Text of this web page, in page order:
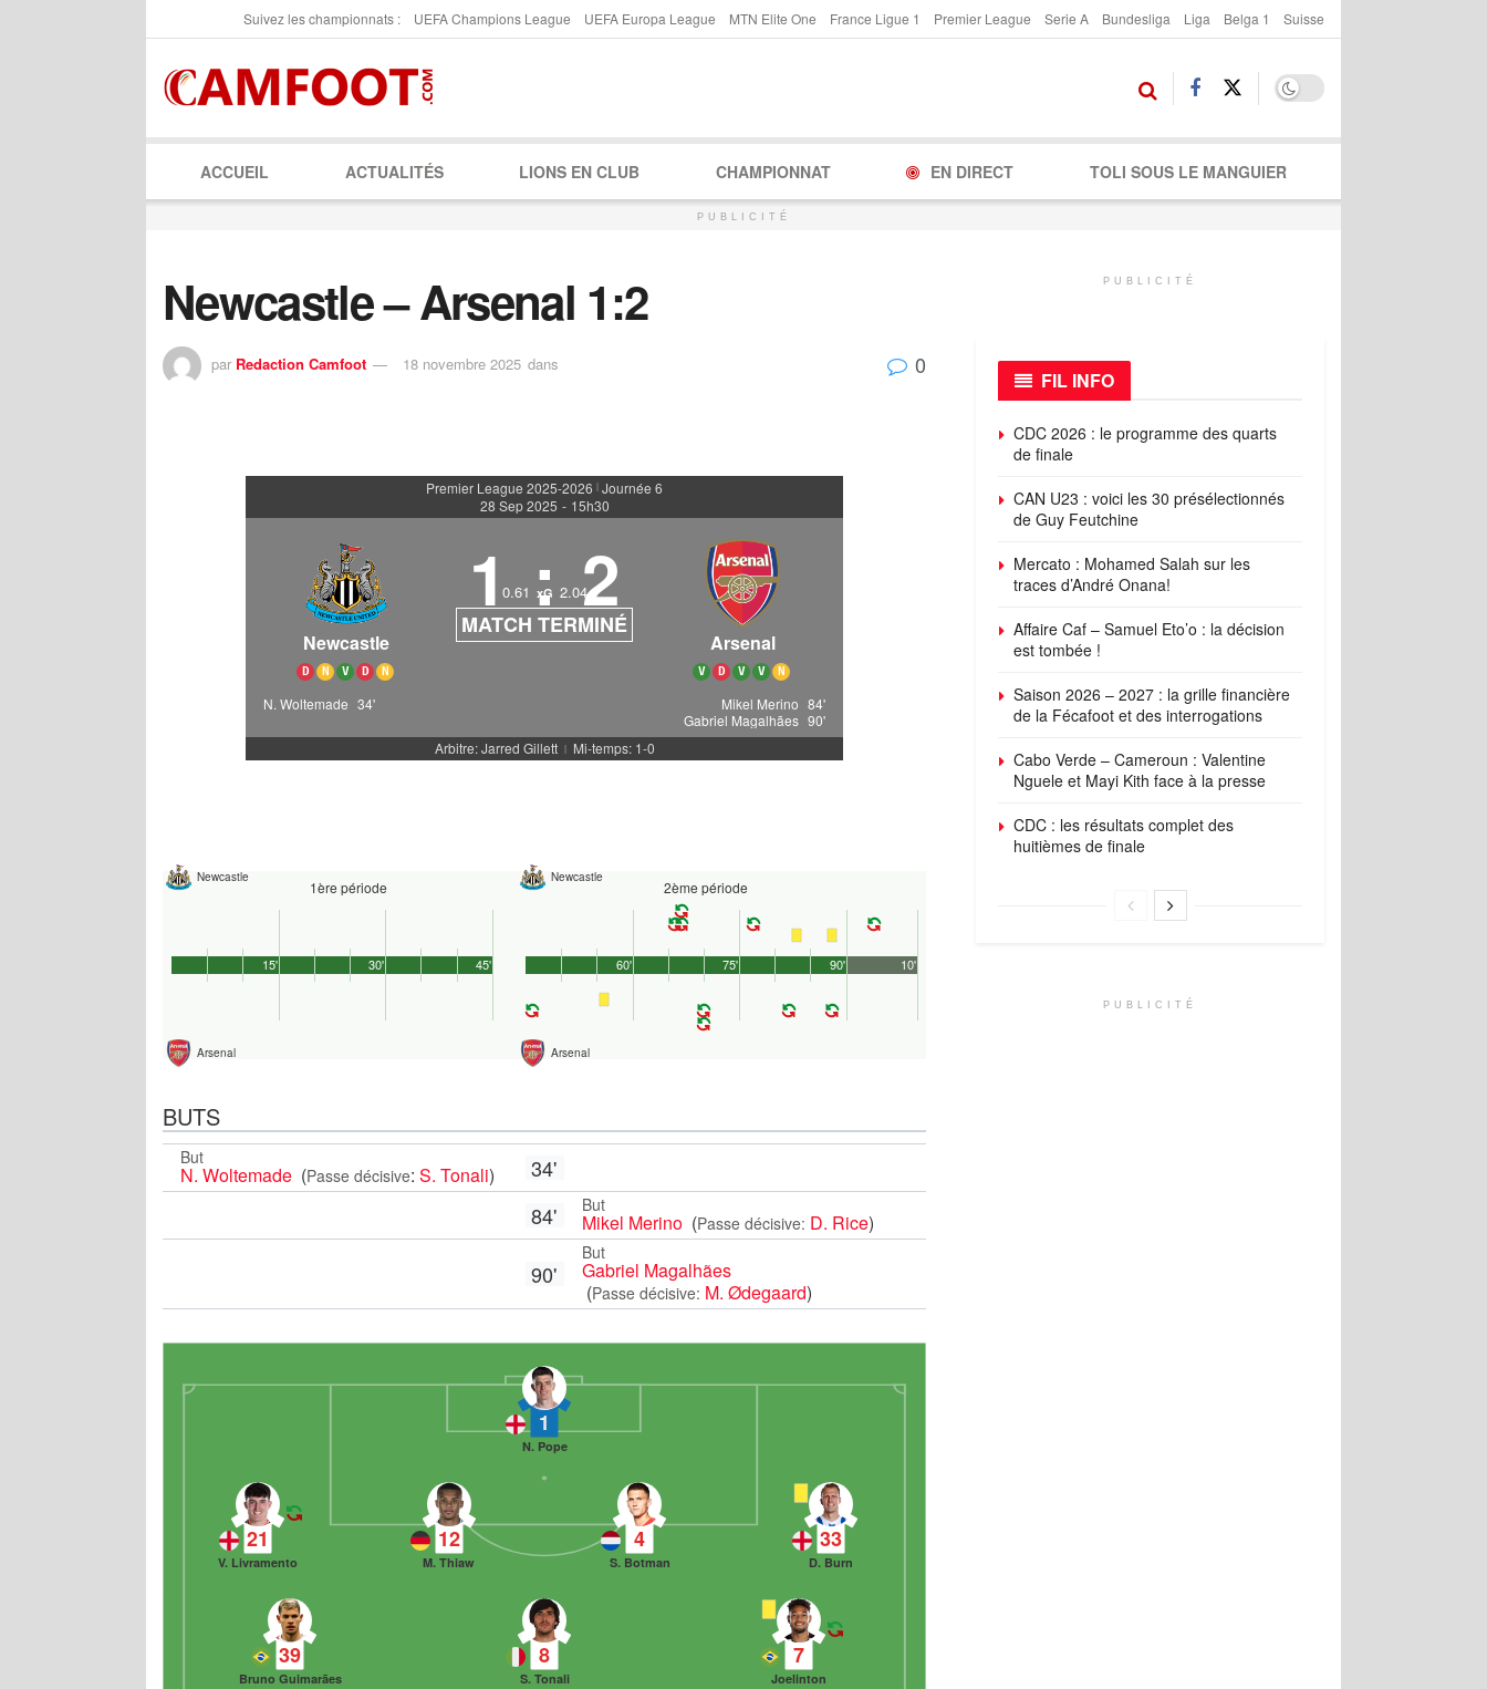
Suivez les championnats : UEFA Champions League UEFA Europa League MTN Elite One France Ligue 1 Premier League Serie A Bundesliga Liga Belga 1 Suisse
ACCUEIL ACTUALITÉS LIONS EN CLUB CHAMPIONNAT EN DIRECT TOLI SOUS LE MANGUIER
PUBLICITÉ
Newcastle – Arsenal 1:2
par Redaction Camfoot 18 novembre 2025 dans 0
Premier League 2025-2026 | Journée 6
28 Sep 2025 - 15h30
Newcastle
D N V D N
1 : 2
0.61 xG 2.04
MATCH TERMINÉ
Arsenal
V D V V N
N. Woltemade 34' Mikel Merino 84'
Gabriel Magalhães 90'
Arbitre: Jarred Gillett | Mi-temps: 1-0
Newcastle
1ère période
Arsenal
45'
15' 30'
Newcastle
2ème période
Arsenal
90'
60' 75' 10'
BUTS
But
N. Woltemade (Passe décisive: S. Tonali)
34'
84'
But
Mikel Merino (Passe décisive: D. Rice)
90'
But
Gabriel Magalhães
(Passe décisive: M. Ødegaard)
1
N. Pope
33
D. Burn
4
S. Botman
12
M. Thiaw
21
V. Livramento
7
Joelinton
8
S. Tonali
39
Bruno Guimarães
PUBLICITÉ
FIL INFO
CDC 2026 : le programme des quarts
de finale
CAN U23 : voici les 30 présélectionnés
de Guy Feutchine
Mercato : Mohamed Salah sur les
traces d’André Onana!
Affaire Caf – Samuel Eto’o : la décision
est tombée !
Saison 2026 – 2027 : la grille financière
de la Fécafoot et des interrogations
Cabo Verde – Cameroun : Valentine
Nguele et Mayi Kith face à la presse
CDC : les résultats complet des
huitièmes de finale
PUBLICITÉ